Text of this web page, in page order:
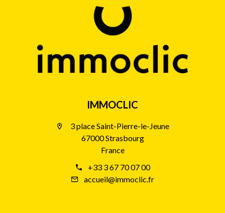
IMMOCLIC
3 place Saint-Pierre-le-Jeune
67000 Strasbourg
France
+33 3 67 70 07 00
accueil@immoclic.fr